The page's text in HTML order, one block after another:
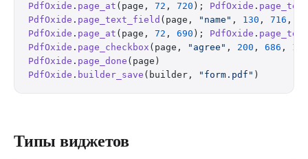
PdfOxide . page_at (page, 72 , 720 ); PdfOxide . page_text
PdfOxide . page_text_field (page, "name" , 130 , 716 ,
PdfOxide . page_at (page, 72 , 690 ); PdfOxide . page_text
PdfOxide . page_checkbox (page, "agree" , 200 , 686 , 15
PdfOxide . page_done (page)
PdfOxide . builder_save (builder, "form.pdf" )
Типы виджетов